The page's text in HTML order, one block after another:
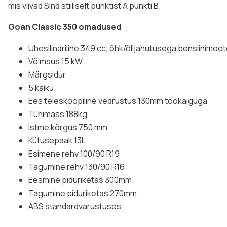
mis viivad Sind stiiliselt punktist A punkti B.
Goan Classic 350 omadused
Ühesilindriline 349 cc, õhk/õlijahutusega
Võimsus 15 kW
Märgsidur
5 käiku
Ees teleskoopiline vedrustus 130mm töökäiguga
Tühimass 188kg
Istme kõrgus 750 mm
Kütusepaak 13L
Esimene rehv 100/90 R19
Tagumine rehv 130/90 R16
Eesmine piduriketas 300mm
Tagumine piduriketas 270mm
ABS standardvarustuses